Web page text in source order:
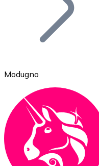
Ethereum
ETH
Modugno